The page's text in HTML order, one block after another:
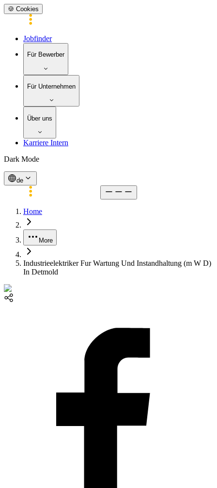
🍪 Cookies
Jobfinder
Für Bewerber
Für Unternehmen
Über uns
Karriere Intern
Dark Mode
de
Home
More
Industrieelektriker Fur Wartung Und Instandhaltung (m W D)
In Detmold